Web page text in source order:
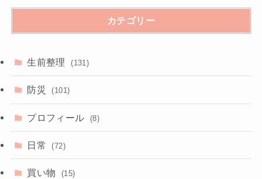
カテゴリー
生前整理 (131)
防災 (101)
プロフィール (8)
日常 (72)
買い物 (15)